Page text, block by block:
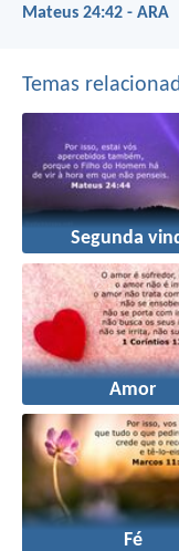
Mateus 24:42 - ARA
Temas
Segunda
Amor
Fé